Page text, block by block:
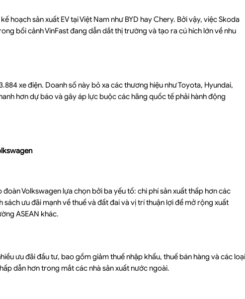
hoạch sản xuất EV tại Việt Nam như BYD hay Chery. Bởi vậy, việc Skoda
bối cảnh VinFast đang dẫn dắt thị trường và tạo ra cú hích lớn về nhu
xe điện. Doanh số này bỏ xa các thương hiệu như Toyota, Hyundai,
hơn dự báo và gây áp lực buộc các hãng quốc tế phải hành động
Volkswagen lựa chọn bởi ba yếu tố: chi phí sản xuất thấp hơn các
ưu đãi mạnh về thuế và đất đai và vị trí thuận lợi để mở rộng xuất
ASEAN khác.
ưu đãi đầu tư, bao gồm giảm thuế nhập khẩu, thuế bán hàng và các loại
dẫn hơn trong mắt các nhà sản xuất nước ngoài.